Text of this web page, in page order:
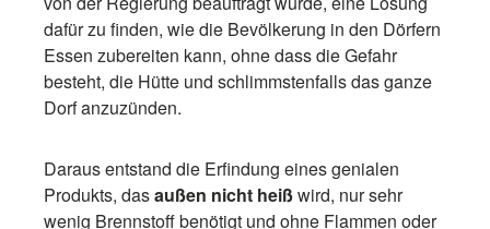
dafür zu finden, wie die Bevölkerung in den Dörfern
Essen zubereiten kann, ohne dass die Gefahr
besteht, die Hütte und schlimmstenfalls das ganze
Dorf anzuzünden.
Daraus entstand die Erfindung eines genialen
Produkts, dasaußen nicht heißwird, nur sehr
wenig Brennstoff benötigt und ohne Flammen oder